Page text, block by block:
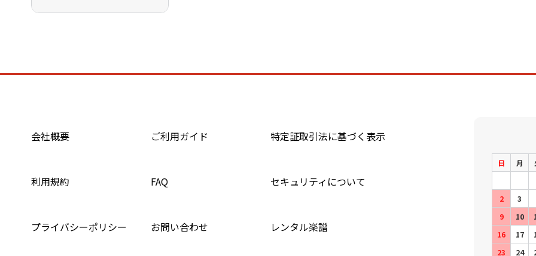
会社概要 ご利用ガイド 特定証取引法に基づく表示
利用規約 FAQ セキュリティについて
プライバシーポリシー お問い合わせ レンタル楽譜
日 月
2 3
9
10
16
17
23
24